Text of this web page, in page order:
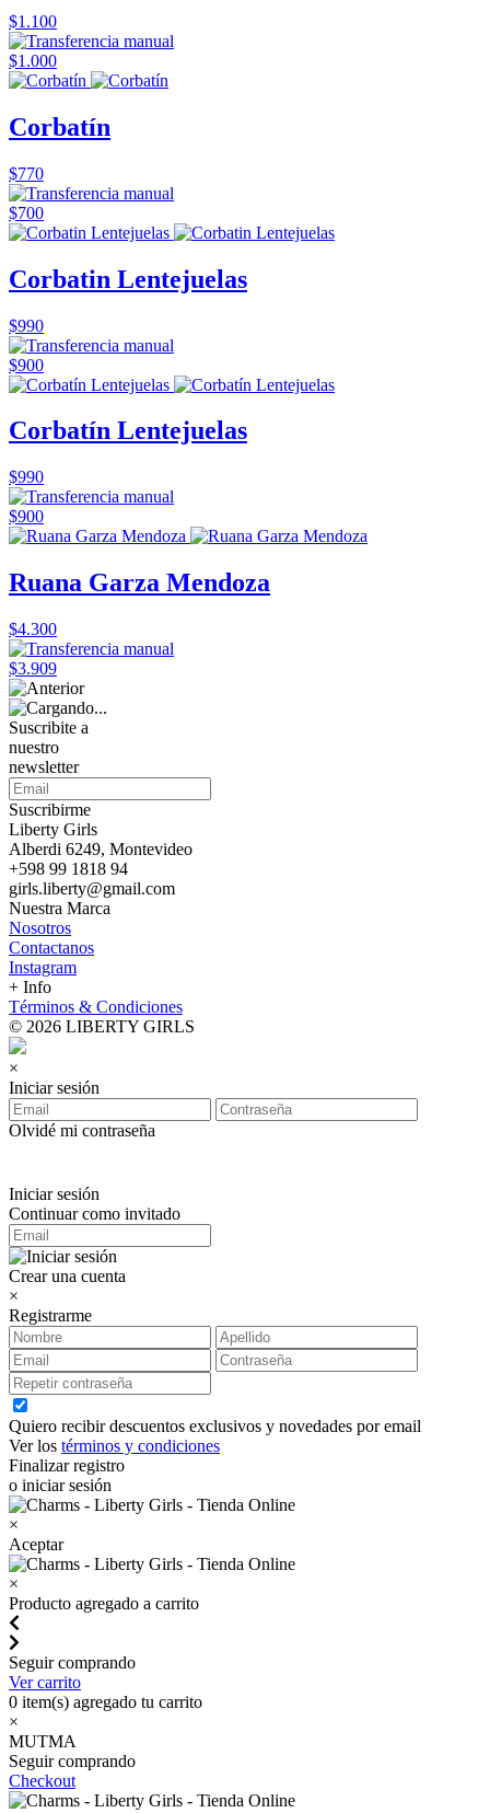
$1.100
$1.000
Corbatín
$770
$700
Corbatin Lentejuelas
$990
$900
Corbatín Lentejuelas
$990
$900
Ruana Garza Mendoza
$4.300
$3.909
Suscribite a
nuestro
newsletter
Suscribirme
Liberty Girls
Alberdi 6249, Montevideo
+598 99 1818 94
girls.liberty@gmail.com
Nuestra Marca
Nosotros
Contactanos
Instagram
+ Info
Términos & Condiciones
© 2026 LIBERTY GIRLS
×
Iniciar sesión
Olvidé mi contraseña
Iniciar sesión
Continuar como invitado
Crear una cuenta
×
Registrarme
Quiero recibir descuentos exclusivos y novedades por email
Ver los términos y condiciones
Finalizar registro
o iniciar sesión
×
Aceptar
×
Producto agregado a carrito
Seguir comprando
Ver carrito
0 item(s) agregado tu carrito
×
MUTMA
Seguir comprando
Checkout